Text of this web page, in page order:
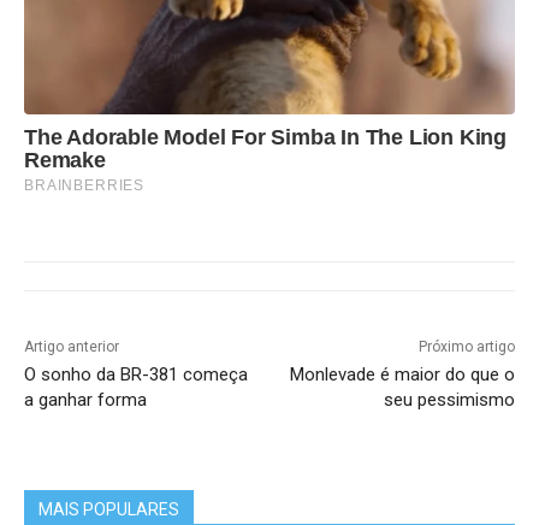
The Adorable Model For Simba In The Lion King
Remake
BRAINBERRIES
Artigo anterior
O sonho da BR-381 começa
a ganhar forma
Próximo artigo
Monlevade é maior do que o
seu pessimismo
MAIS POPULARES